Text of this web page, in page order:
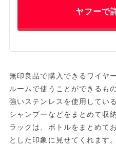
ヤフーで
無印良品で購入できるワイヤ
ルームで使うことができるも
強いステンレスを使用してい
シャンプーなどをまとめて収
ラックは、ボトルをまとめて
とした印象に見せてくれます